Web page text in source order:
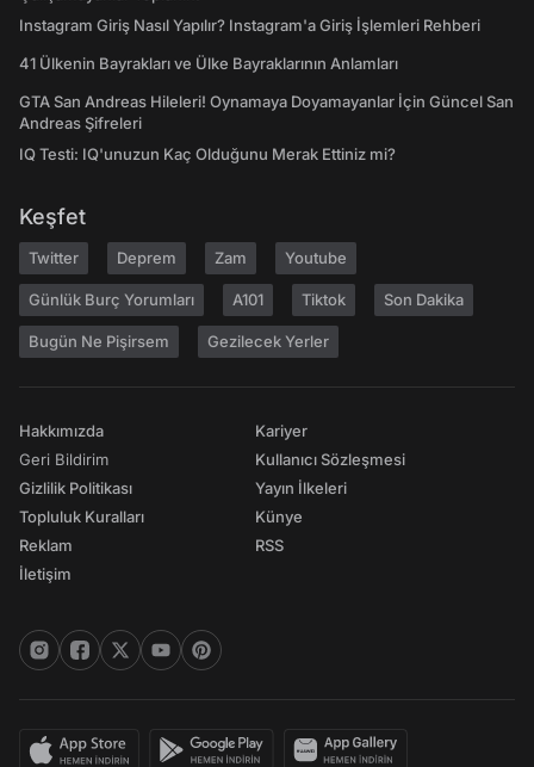
Instagram Giriş Nasıl Yapılır? Instagram'a Giriş İşlemleri Rehberi
41 Ülkenin Bayrakları ve Ülke Bayraklarının Anlamları
GTA San Andreas Hileleri! Oynamaya Doyamayanlar İçin Güncel San
Andreas Şifreleri
IQ Testi: IQ'unuzun Kaç Olduğunu Merak Ettiniz mi?
Keşfet
Twitter Deprem Zam Youtube
Günlük Burç Yorumları A101 Tiktok Son Dakika
Bugün Ne Pişirsem Gezilecek Yerler
Hakkımızda
Geri Bildirim
Gizlilik Politikası
Topluluk Kuralları
Reklam
İletişim
Kariyer
Kullanıcı Sözleşmesi
Yayın İlkeleri
Künye
RSS